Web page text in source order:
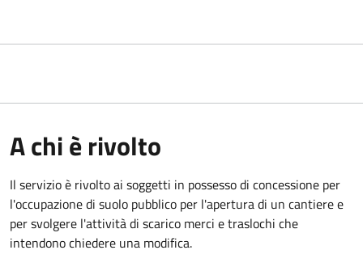
A chi è rivolto
Il servizio è rivolto ai soggetti in possesso di concessione per
l'occupazione di suolo pubblico per l'apertura di un cantiere e
per svolgere l'attività di scarico merci e traslochi che
intendono chiedere una modifica.